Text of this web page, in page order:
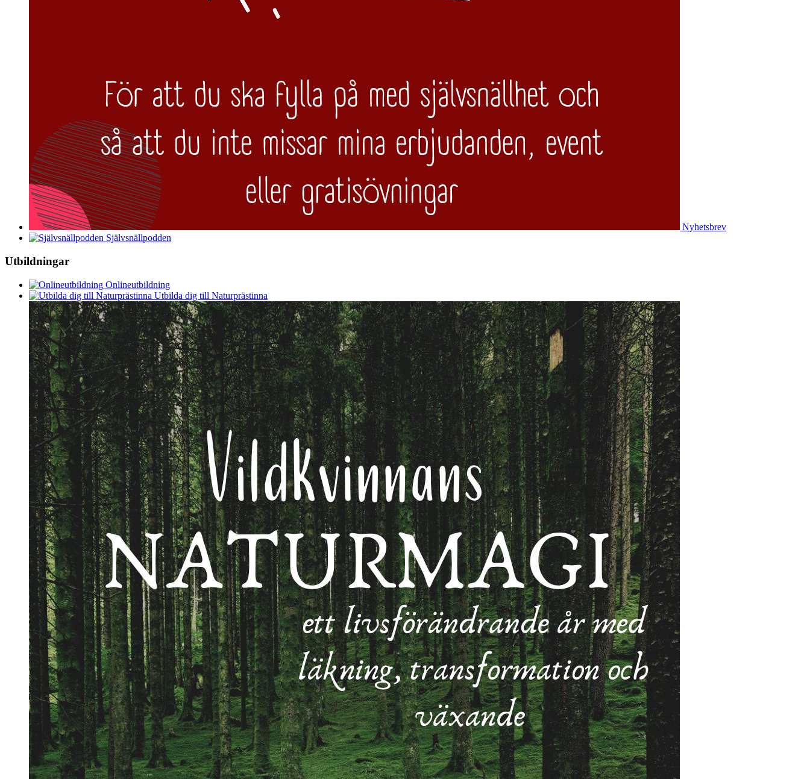
Nyhetsbrev
Självsnällpodden
Utbildningar
Onlineutbildning
Utbilda dig till Naturprästinna